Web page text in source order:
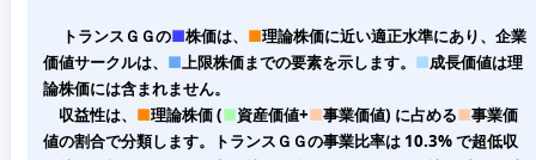
トランスＧＧの■株価は、 ■理論株価に近い適正水準にあり、企業
価値サークルは、 ■上限株価までの要素を示します。 ■成長価値は理
論株価には含まれません。
収益性は、 ■理論株価 (■資産価値+■事業価値) に占める■事業価
値の割合で分類します。トランスＧＧの事業比率は 10.3% で超低収